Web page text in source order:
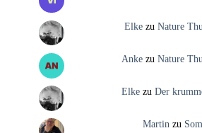
Elkezu Nature
Ankezu Nature
Elkezu Der
Martinzu